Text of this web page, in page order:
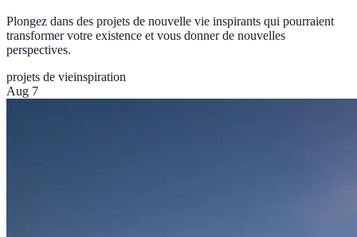
Plongez dans des projets de nouvelle vie inspirants qui pourraient
transformer votre existence et vous donner de nouvelles
perspectives.
projets de vieinspiration
Aug 7